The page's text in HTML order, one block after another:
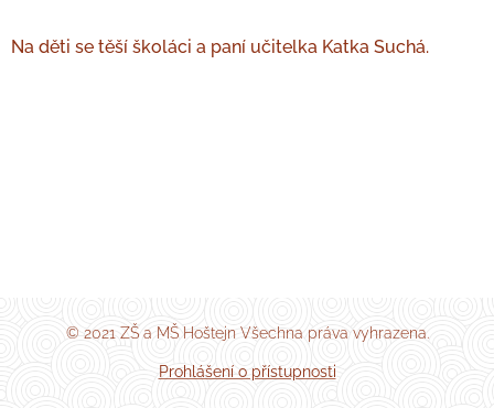
Na děti se těší školáci a paní učitelka Katka Suchá.
© 2021 ZŠ a MŠ Hoštejn Všechna práva vyhrazena.
Prohlášení o přístupnosti